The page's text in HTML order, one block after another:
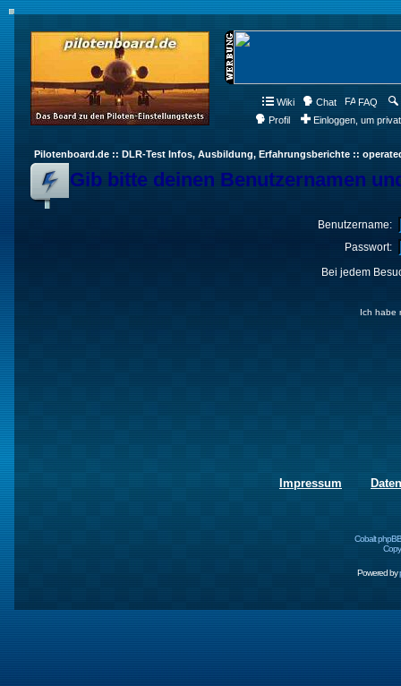
Wiki Chat FAQ
Profil
Einloggen, um
Pilotenboard.de :: DLR-Test Infos, Ausbildung, Erfahrungsberichte ::
Gib bitte deinen Benutzernamen
Benutzername:
Passwort:
Bei jedem
Ich habe
Impressum
Cobalt
Powered by